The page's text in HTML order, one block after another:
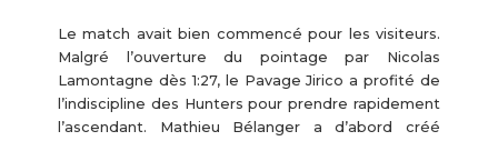
Le match avait bien commencé pour les visiteurs.
Malgré l’ouverture du pointage par Nicolas
Lamontagne dès 1:27, le Pavage Jirico a profité de
l’indiscipline des Hunters pour prendre rapidement
l’ascendant. Mathieu Bélanger a d’abord créé